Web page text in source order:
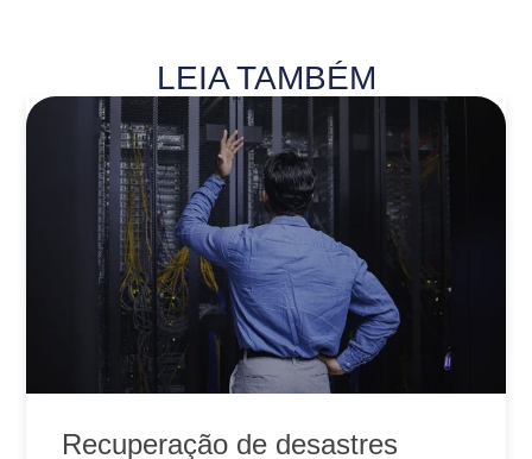
LEIA TAMBÉM
Recuperação de desastres